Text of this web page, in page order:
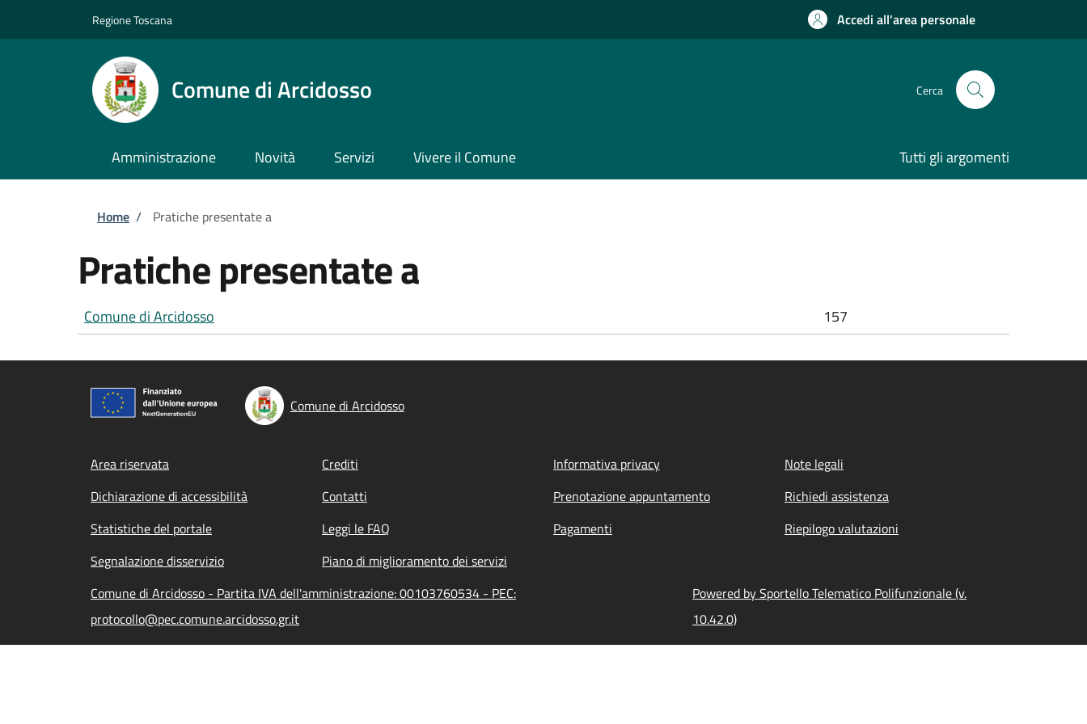
Regione Toscana Accedi all'area personale
Comune di Arcidosso Cerca
Amministrazione Novità Servizi Vivere il Comune Tutti gli argomenti
Briciole di pane
Home / Pratiche presentate a
Pratiche presentate a
Comune di Arcidosso 157
Comune di Arcidosso
Footer menu
Area riservata Crediti Informativa privacy
Note legali
Dichiarazione di accessibilità
Contatti Prenotazione appuntamento
Richiedi assistenza
Statistiche del portale
Leggi le FAQ Pagamenti
Riepilogo valutazioni
Segnalazione disservizio
Piano di miglioramento dei servizi
Comune di Arcidosso - Partita IVA dell'amministrazione: 00103760534 - PEC:
protocollo@pec.comune.arcidosso.gr.it
Powered by Sportello Telematico Polifunzionale (v.
10.42.0)